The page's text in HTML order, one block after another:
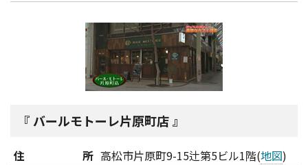
バールモトーレ片原町店
住所 高松市片原町9-15辻第5ビル1階(地図)